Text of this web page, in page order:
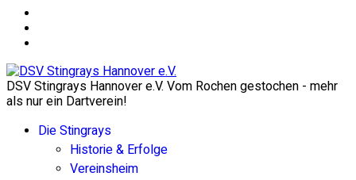
DSV Stingrays Hannover e.V. Vom Rochen gestochen - mehr
als nur ein Dartverein!
Die Stingrays
Historie & Erfolge
Vereinsheim